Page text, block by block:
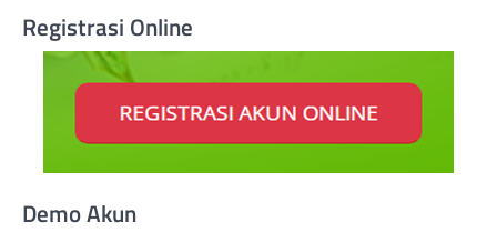
Registrasi Online
Demo Akun